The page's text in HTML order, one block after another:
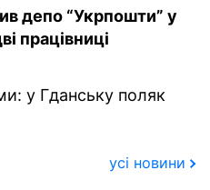
депо “Укрпошти” у
працівниці
у Гданську поляк
усі новини